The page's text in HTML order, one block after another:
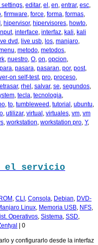
settings editar, el en entrar, esc
firmware force forma formas
hipervisor, hipervisores howto
, interface interfaz kali kali
dvd live usb los manjaro
metodo metodos
nuestro O on opcion
para pasara pasaran por, post,
on self-test, pro proceso
, rhel salvar, se segundos
tecla tecnologia
to tumbleweed tutorial ubuntu
utilizar, virtual virtuales vm vm
workstation workstation pro Y,
el servicio
CLI Consola Debian DVD-
Linux Memoria USB NFS
Operativos Sistema SSD
| 0
y configurarlo desde la interfaz